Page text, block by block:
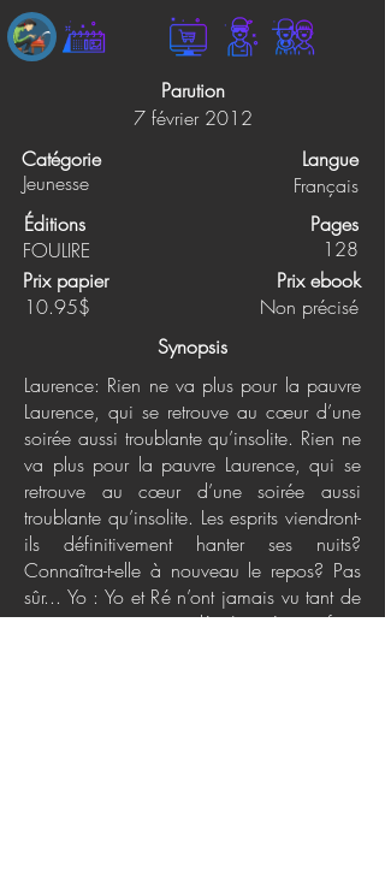
Parution
7 février 2012
Catégorie
Jeunesse
Langue
Français
Éditions
FOULIRE
Pages
128
Prix papier
Prix ebook
10.95$
Non précisé
Synopsis
Laurence: Rien ne va plus pour la pauvre
Laurence, qui se retrouve au cœur d’une
soirée aussi troublante qu’insolite. Rien ne
va plus pour la pauvre Laurence, qui se
retrouve au cœur d’une soirée aussi
troublante qu’insolite. Les esprits viendront-
ils définitivement hanter ses nuits?
Connaîtra-t-elle à nouveau le repos? Pas
sûr... Yo : Yo et Ré n’ont jamais vu tant de
neige que ce matin-là. Journée parfaite